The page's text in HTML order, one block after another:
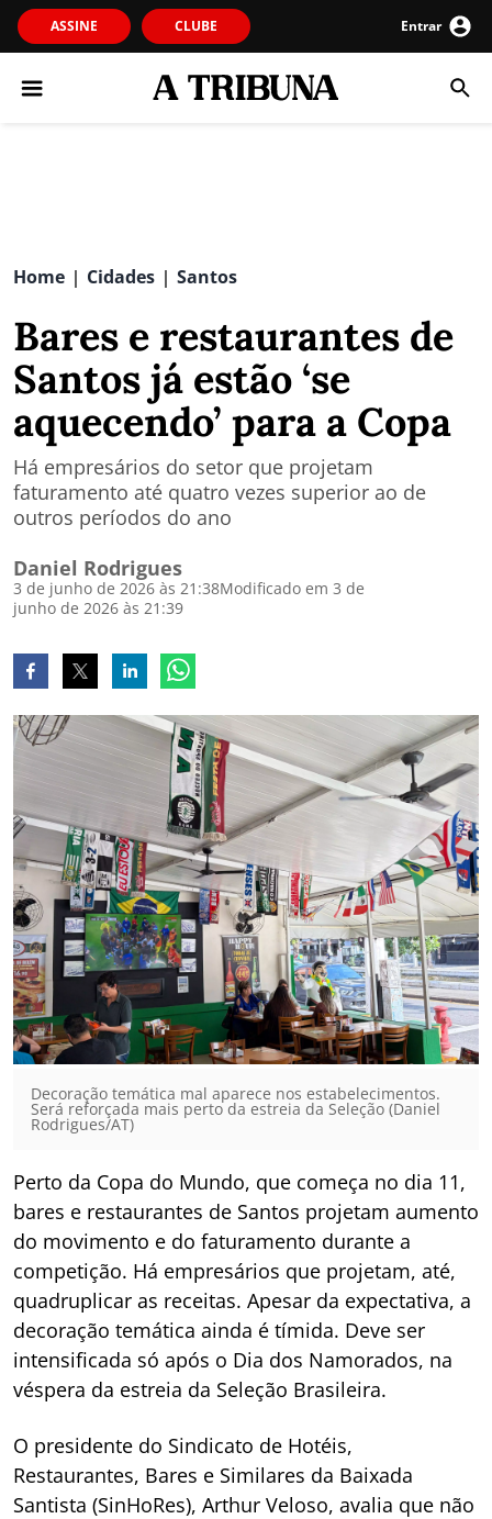
ASSINE CLUBE Entrar
Home | Cidades | Santos
Bares e restaurantes de
Santos já estão ‘se
aquecendo’ para a Copa
Há empresários do setor que projetam
faturamento até quatro vezes superior ao de
outros períodos do ano
Daniel Rodrigues
3 de junho de 2026 às 21:38Modificado em 3 de
junho de 2026 às 21:39
Decoração temática mal aparece nos estabelecimentos.
Será reforçada mais perto da estreia da Seleção (Daniel
Rodrigues/AT)
Perto da Copa do Mundo, que começa no dia 11,
bares e restaurantes de Santos projetam aumento
do movimento e do faturamento durante a
competição. Há empresários que projetam, até,
quadruplicar as receitas. Apesar da expectativa, a
decoração temática ainda é tímida. Deve ser
intensificada só após o Dia dos Namorados, na
véspera da estreia da Seleção Brasileira.
O presidente do Sindicato de Hotéis,
Restaurantes, Bares e Similares da Baixada
Santista (SinHoRes), Arthur Veloso, avalia que não